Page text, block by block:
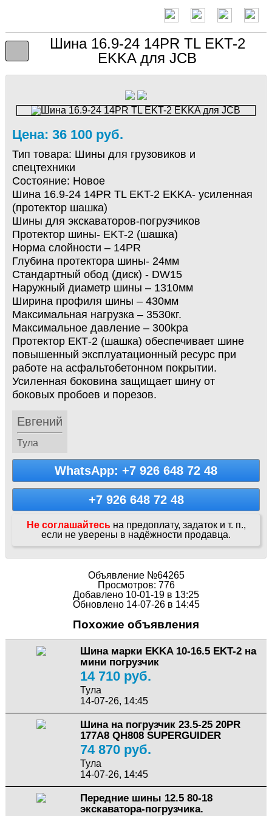
Шина 16.9-24 14PR TL EKT-2
EKKA для JCB
Цена: 36 100 руб.
Тип товара: Шины для грузовиков и
спецтехники
Состояние: Новое
Шина 16.9-24 14PR TL EKT-2 EKKA- усиленная
(протектор шашка)
Шины для экскаваторов-погрузчиков
Протектор шины- EKT-2 (шашка)
Норма слойности – 14PR
Глубина протектора шины- 24мм
Стандартный обод (диск) - DW15
Наружный диаметр шины – 1310мм
Ширина профиля шины – 430мм
Максимальная нагрузка – 3530кг.
Максимальное давление – 300kpa
Протектор ЕКТ-2 (шашка) обеспечивает шине
повышенный эксплуатационный ресурс при
работе на асфальтобетонном покрытии.
Усиленная боковина защищает шину от
боковых пробоев и порезов.
Евгений
Тула
WhatsApp: +7 926 648 72 48
+7 926 648 72 48
Не соглашайтесь на предоплату, задаток и т. п.,
если не уверены в надёжности продавца.
Объявление №64265
Просмотров: 776
Добавлено 10-01-19 в 13:25
Обновлено 14-07-26 в 14:45
Похожие объявления
Шина марки EKKA 10-16.5 EKT-2 на
мини погрузчик
14 710 руб.
Тула
14-07-26, 14:45
Шина на погрузчик 23.5-25 20PR
177A8 QH808 SUPERGUIDER
74 870 руб.
Тула
14-07-26, 14:45
Передние шины 12.5 80-18
экскаватора-погрузчика.